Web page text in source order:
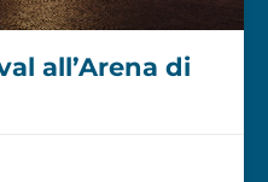
all’Arena di